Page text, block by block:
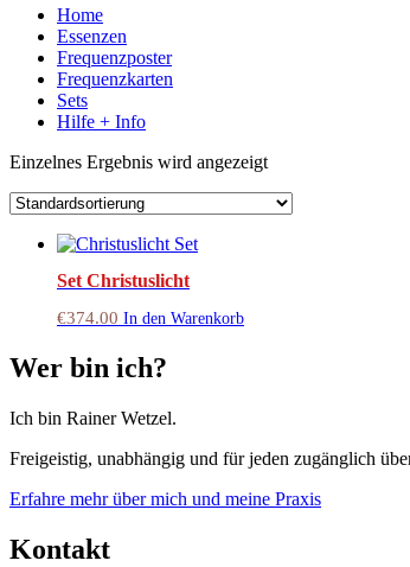
Home
Essenzen
Frequenzposter
Frequenzkarten
Sets
Hilfe + Info
Einzelnes Ergebnis wird angezeigt
Set Christuslicht
€374.00 In den Warenkorb
Wer bin ich?
Ich bin Rainer Wetzel.
Freigeistig, unabhängig und für jeden zugänglich
Erfahre mehr über mich und meine Praxis
Kontakt